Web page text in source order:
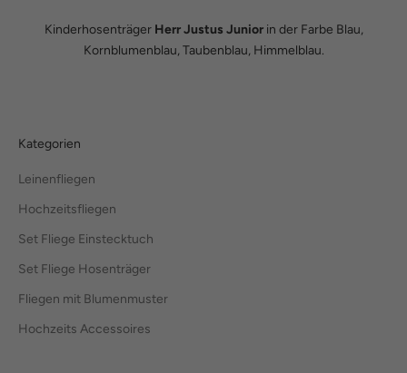
Kinderhosenträger Herr Justus Juniorin der Farbe Blau,
Kornblumenblau, Taubenblau, Himmelblau.
Kategorien
Leinenfliegen
Hochzeitsfliegen
Set Fliege Einstecktuch
Set Fliege Hosenträger
Fliegen mit Blumenmuster
Hochzeits Accessoires